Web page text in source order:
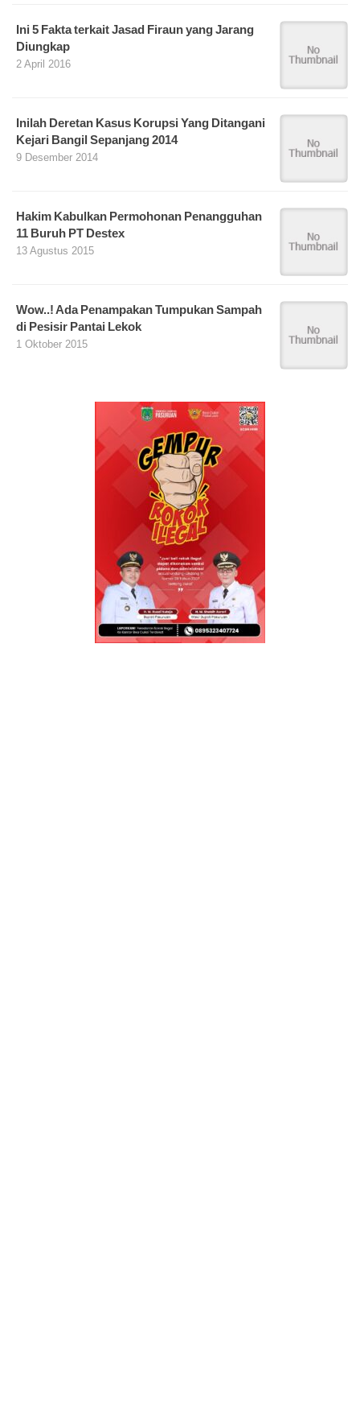
Ini 5 Fakta terkait Jasad Firaun yang Jarang
Diungkap
2 April 2016
Inilah Deretan Kasus Korupsi Yang Ditangani
Kejari Bangil Sepanjang 2014
9 Desember 2014
Hakim Kabulkan Permohonan Penangguhan
11 Buruh PT Destex
13 Agustus 2015
Wow..! Ada Penampakan Tumpukan Sampah
di Pesisir Pantai Lekok
1 Oktober 2015